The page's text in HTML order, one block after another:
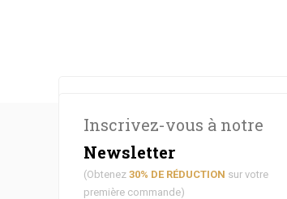
Inscrivez-vous à notre
Newsletter
(Obtenez 30% DE RÉDUCTION sur votre
première commande)